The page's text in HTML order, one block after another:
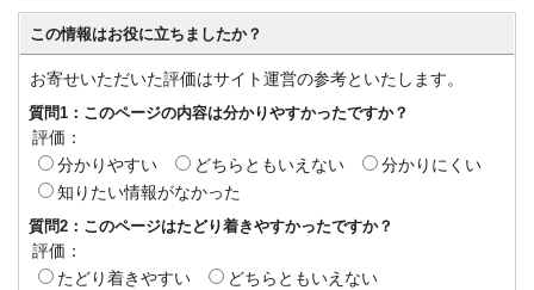
この情報はお役に立ちましたか？
お寄せいただいた評価はサイト運営の参考といたします。
質問1：このページの内容は分かりやすかったですか？
評価：
分かりやすい
どちらともいえない
分かりにくい
知りたい情報がなかった
質問2：このページはたどり着きやすかったですか？
評価：
たどり着きやすい
どちらともいえない